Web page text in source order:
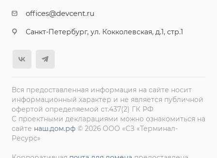
offices@devcent.ru
Санкт-Петербург, ул. Кокколевская, д.1, стр.1
Вся предоставленная информация на сайте носит
информационный характер и не является публичной
офертой определяемой ст.437(2) ГК РФ
С проектными декларациями можно ознакомиться на
сайте наш.дом.рф © 2026 ООО «СЗ «Терминал-
Ресурс»